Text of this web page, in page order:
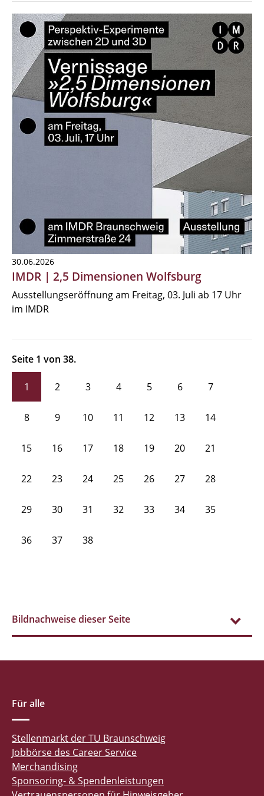
30.06.2026
IMDR | 2,5 Dimensionen Wolfsburg
Ausstellungseröffnung am Freitag, 03. Juli ab 17 Uhr
im IMDR
Seite 1 von 38.
1 2 3 4 5 6 7
8 9 10 11 12 13 14
15 16 17 18 19 20 21
22 23 24 25 26 27 28
29 30 31 32 33 34 35
36 37 38
Bildnachweise dieser Seite
Für alle
Stellenmarkt der TU Braunschweig
Jobbörse des Career Service
Merchandising
Sponsoring- & Spendenleistungen